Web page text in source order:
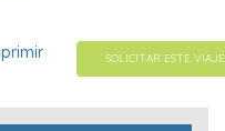
SOLICITAR ESTE VIAJE